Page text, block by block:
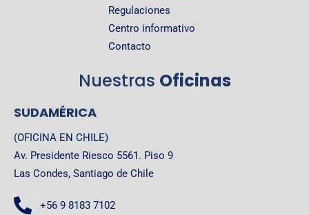
Regulaciones
Centro informativo
Contacto
Nuestras Oficinas
SUDAMÉRICA
(OFICINA EN CHILE)
Av. Presidente Riesco 5561. Piso 9
Las Condes, Santiago de Chile
+56 9 8183 7102